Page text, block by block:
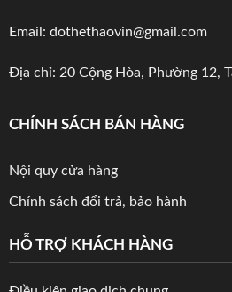
Email: dothethaovin@gmail.com
Địa chỉ: 20 Cộng Hòa, Phường 12,
CHÍNH SÁCH BÁN HÀNG
Nội quy cửa hàng
Chính sách đổi trả, bảo hành
HỖ TRỢ KHÁCH HÀNG